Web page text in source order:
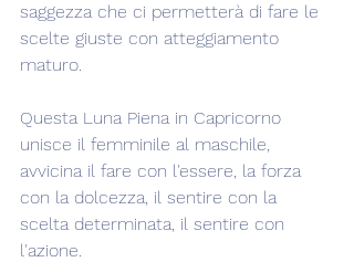
saggezza che ci permetterà di fare le
scelte giuste con atteggiamento
maturo.
Questa Luna Piena in Capricorno
unisce il femminile al maschile,
avvicina il fare con l'essere, la forza
con la dolcezza, il sentire con la
scelta determinata, il sentire con
l'azione.